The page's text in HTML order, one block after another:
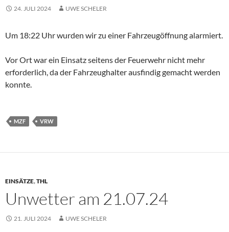
24. JULI 2024 UWE SCHELER
Um 18:22 Uhr wurden wir zu einer Fahrzeugöffnung alarmiert.
Vor Ort war ein Einsatz seitens der Feuerwehr nicht mehr
erforderlich, da der Fahrzeughalter ausfindig gemacht werden
konnte.
MZF VRW
EINSÄTZE,THL
Unwetter am 21.07.24
21. JULI 2024 UWE SCHELER